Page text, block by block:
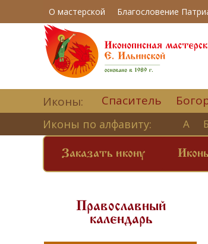
О мастерской Благословение
Иконы: Спаситель
Иконы по алфавиту: А Б
Заказать икону
Православный
календарь